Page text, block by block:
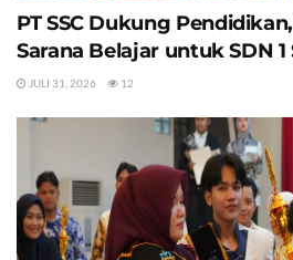
PT SSC Dukung
Sarana Belajar untuk SDN 1
JULI 31, 2026 12